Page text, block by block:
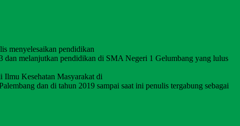
menyelesaikan pendidikan
dan melanjutkan pendidikan di SMA Negeri 1 Gelumbang yang lulus
Kesehatan Masyarakat di
dan di tahun 2019 sampai saat ini penulis tergabung sebagai